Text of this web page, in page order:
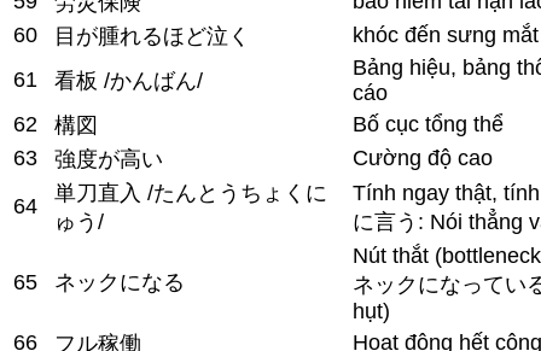
60
目が腫れるほど泣く
khóc đến sưng mắt
61
看板 /かんばん/
Bảng hiệu, bảng
cáo
62
構図
Bố cục tổng thể
63
強度が高い
Cường độ cao
64
単刀直入 /たんとうちょくに
ゅう/
Tính ngay thật,
に言う: Nói thẳng
65 ネックになる
Nút thắt
ネックになってい
hụt)
66
フル稼働
Hoạt động hết